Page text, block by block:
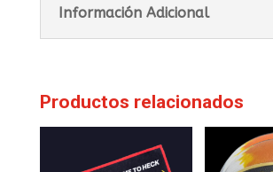
Información Adicional
Productos relacionados